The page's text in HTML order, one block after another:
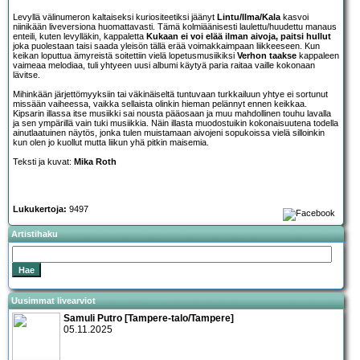
Levyllä välinumeron kaltaiseksi kuriositeetiksi jäänyt Lintu/Ilma/Kalakasvoi
niinikään liveversiona huomattavasti. Tämä kolmiäänisesti laulettu/huudettu manaus
enteili, kuten levylläkin, kappaletta Kukaan ei voi elää ilman aivoja, paitsi hullut
joka puolestaan taisi saada yleisön tällä erää voimakkaimpaan liikkeeseen. Kun
keikan loputtua ämyreistä soitettiin vielä lopetusmusiikiksi Verhon taakse kappaleen
vaimeaa melodiaa, tuli yhtyeen uusi albumi käytyä paria raitaa vaille kokonaan
lävitse.
Mihinkään järjettömyyksiin tai väkinäiseltä tuntuvaan turkkailuun yhtye ei sortunut
missään vaiheessa, vaikka sellaista olinkin hieman pelännyt ennen keikkaa.
Kipsarin illassa itse musiikki sai nousta pääosaan ja muu mahdollinen touhu lavalla
ja sen ympärillä vain tuki musiikkia. Näin illasta muodostuikin kokonaisuutena todella
ainutlaatuinen näytös, jonka tulen muistamaan aivojeni sopukoissa vielä silloinkin
kun olen jo kuollut mutta liikun yhä pitkin maisemia.
Teksti ja kuvat: Mika Roth
Lukukertoja: 9497
Artistihaku
Uusimmat livearviot
Samuli Putro [Tampere-talo/Tampere]
05.11.2025